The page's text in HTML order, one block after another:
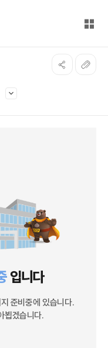
전체
입니다
준비중에 있습니다.
뵙겠습니다.